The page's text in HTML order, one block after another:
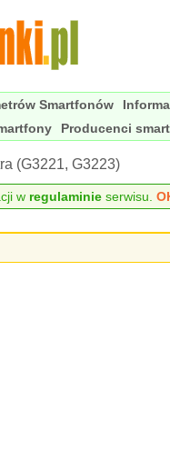
Smartfonów
Producenci
(G3221, G3223)
w regulaminieserwisu.